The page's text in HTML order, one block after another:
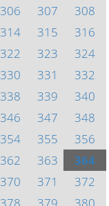
306 307
308
314 315
316
322 323
324
330 331
332
338 339
340
346 347
348
354 355
356
362 363
364
370 371
372